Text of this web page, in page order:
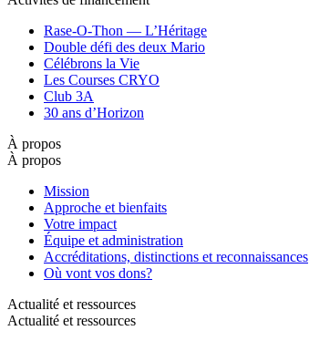
Rase-O-Thon — L’Héritage
Double défi des deux Mario
Célébrons la Vie
Les Courses CRYO
Club 3A
30 ans d’Horizon
À propos
À propos
Mission
Approche et bienfaits
Votre impact
Équipe et administration
Accréditations, distinctions et reconnaissances
Où vont vos dons?
Actualité et ressources
Actualité et ressources